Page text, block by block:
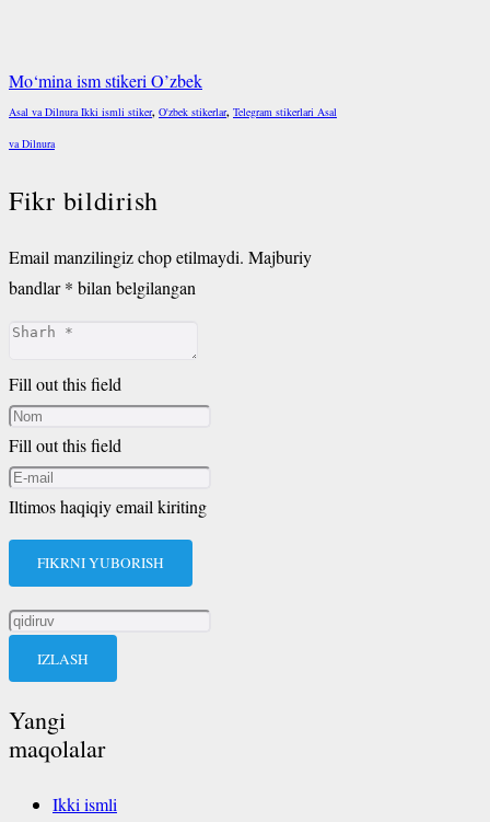
Mo‘mina ism stikeri O’zbek
Asal va Dilnura Ikki ismli stiker, O'zbek stikerlar, Telegram stikerlari Asal
va Dilnura
Fikr bildirish
Email manzilingiz chop etilmaydi. Majburiy
bandlar* bilan belgilangan
Fill out this field
Fill out this field
Iltimos haqiqiy email kiriting
FIKRNI YUBORISH
Qidirshish:
Yangi
maqolalar
Ikki ismli